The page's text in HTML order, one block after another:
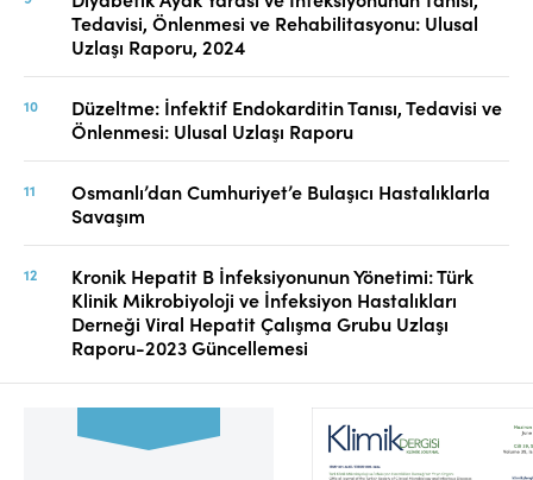
Tedavisi, Önlenmesi ve Rehabilitasyonu: Ulusal
Uzlaşı Raporu, 2024
Düzeltme: İnfektif Endokarditin Tanısı, Tedavisi ve
Önlenmesi: Ulusal Uzlaşı Raporu
Osmanlı’dan Cumhuriyet’e Bulaşıcı Hastalıklarla
Savaşım
Kronik Hepatit B İnfeksiyonunun Yönetimi: Türk
Klinik Mikrobiyoloji ve İnfeksiyon Hastalıkları
Derneği Viral Hepatit Çalışma Grubu Uzlaşı
Raporu-2023 Güncellemesi